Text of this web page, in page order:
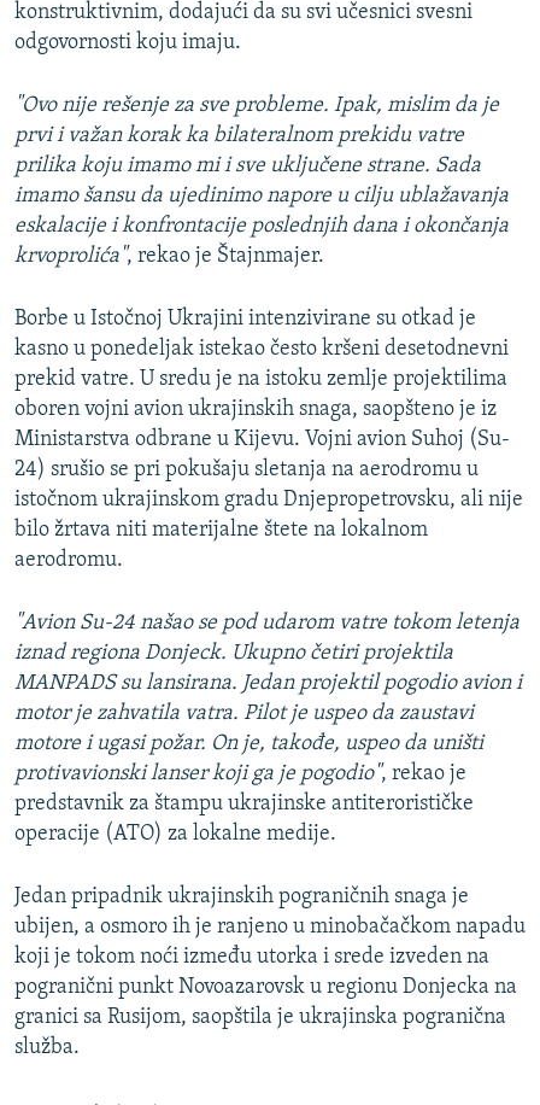
konstruktivnim, dodajući da su svi učesnici svesni
odgovornosti koju imaju.
"Ovo nije rešenje za sve probleme. Ipak, mislim da je
prvi i važan korak ka bilateralnom prekidu vatre
prilika koju imamo mi i sve uključene strane. Sada
imamo šansu da ujedinimo napore u cilju ublažavanja
eskalacije i konfrontacije poslednjih dana i okončanja
krvoprolića", rekao je Štajnmajer.
Borbe u Istočnoj Ukrajini intenzivirane su otkad je
kasno u ponedeljak istekao često kršeni desetodnevni
prekid vatre. U sredu je na istoku zemlje projektilima
oboren vojni avion ukrajinskih snaga, saopšteno je iz
Ministarstva odbrane u Kijevu. Vojni avion Suhoj (Su-
24) srušio se pri pokušaju sletanja na aerodromu u
istočnom ukrajinskom gradu Dnjepropetrovsku, ali nije
bilo žrtava niti materijalne štete na lokalnom
aerodromu.
"Avion Su-24 našao se pod udarom vatre tokom letenja
iznad regiona Donjeck. Ukupno četiri projektila
MANPADS su lansirana. Jedan projektil pogodio avion i
motor je zahvatila vatra. Pilot je uspeo da zaustavi
motore i ugasi požar. On je, takođe, uspeo da uništi
protivavionski lanser koji ga je pogodio", rekao je
predstavnik za štampu ukrajinske antiterorističke
operacije (ATO) za lokalne medije.
Jedan pripadnik ukrajinskih pograničnih snaga je
ubijen, a osmoro ih je ranjeno u minobačačkom napadu
koji je tokom noći između utorka i srede izveden na
pogranični punkt Novoazarovsk u regionu Donjecka na
granici sa Rusijom, saopštila je ukrajinska pogranična
služba.